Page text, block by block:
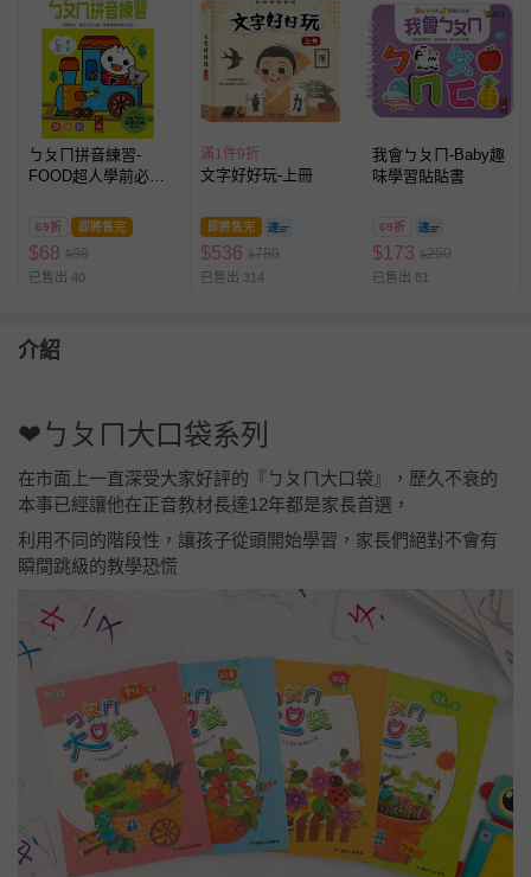
ㄅㄆㄇ拼音練習-
FOOD超人學前必備
69折 即將售完
$68 $98
已售出 40
滿1件9折
文字好好玩-上冊
即將售完
$536 $780
已售出 314
我會ㄅㄆㄇ-Baby趣
味學習貼貼書
69折
$173 $250
已售出 81
介紹
❤ㄅㄆㄇ大口袋系列
在市面上一直深受大家好評的『ㄅㄆㄇ大口袋』，歷久不衰的
本事已經讓他在正音教材長達12年都是家長首選，
利用不同的階段性，讓孩子從頭開始學習，家長們絕對不會有
瞬間跳級的教學恐慌